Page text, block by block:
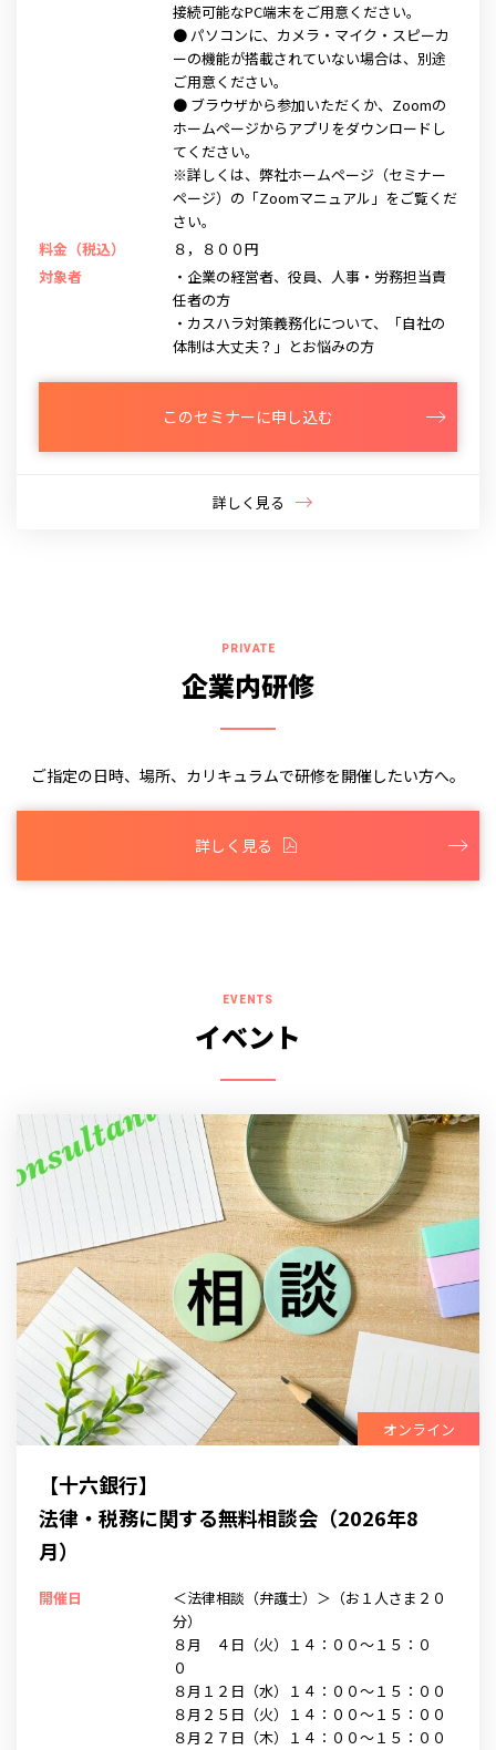
接続可能なPC端末をご用意ください。
● パソコンに、カメラ・マイク・スピーカ
ーの機能が搭載されていない場合は、別途
ご用意ください。
● ブラウザから参加いただくか、Zoomの
ホームページからアプリをダウンロードし
てください。
※詳しくは、弊社ホームページ（セミナー
ページ）の「Zoomマニュアル」をご覧くだ
さい。
料金（税込）
８，８００円
対象者
・企業の経営者、役員、人事・労務担当責
任者の方
・カスハラ対策義務化について、「自社の
体制は大丈夫？」とお悩みの方
このセミナーに申し込む
詳しく見る
PRIVATE
企業内研修
ご指定の日時、場所、カリキュラムで研修を開催したい方へ。
詳しく見る
EVENTS
イベント
オンライン
【十六銀行】
法律・税務に関する無料相談会（2026年8
月）
開催日
＜法律相談（弁護士）＞（お１人さま２０
分）
８月 ４日（火）１４：００～１５：０
０
８月１２日（水）１４：００～１５：００
８月２５日（火）１４：００～１５：００
８月２７日（木）１４：００～１５：００